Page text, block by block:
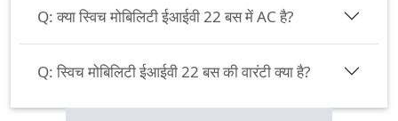
Q: क्या स्विच मोबिलिटी ईआईवी 22 बस में AC है?
Q: स्विच मोबिलिटी ईआईवी 22 बस की वारंटी क्या है?